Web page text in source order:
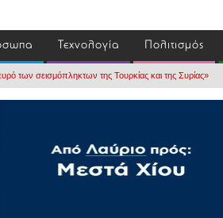
Τεχνολογία Πολιτισμός
των σεισμόπληκτων της Τουρκίας και της Συρίας»